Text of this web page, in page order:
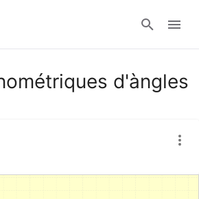
Valideu-vos
d'àngles